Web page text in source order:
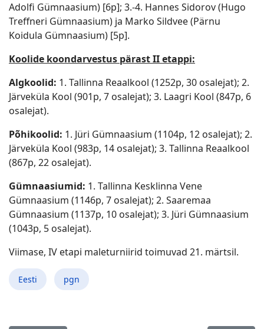
Adolfi Gümnaasium) [6p]; 3.-4. Hannes Sidorov (Hugo
Treffneri Gümnaasium) ja Marko Sildvee (Pärnu
Koidula Gümnaasium) [5p].
Koolide koondarvestus pärast II etappi:
Algkoolid: 1. Tallinna Reaalkool (1252p, 30 osalejat); 2.
Järveküla Kool (901p, 7 osalejat); 3. Laagri Kool (847p, 6
osalejat).
Põhikoolid: 1. Jüri Gümnaasium (1104p, 12 osalejat); 2.
Järveküla Kool (983p, 14 osalejat); 3. Tallinna Reaalkool
(867p, 22 osalejat).
Gümnaasiumid: 1. Tallinna Kesklinna Vene
Gümnaasium (1146p, 7 osalejat); 2. Saaremaa
Gümnaasium (1137p, 10 osalejat); 3. Jüri Gümnaasium
(1043p, 5 osalejat).
Viimase, IV etapi maleturniirid toimuvad 21. märtsil.
Eesti pgn